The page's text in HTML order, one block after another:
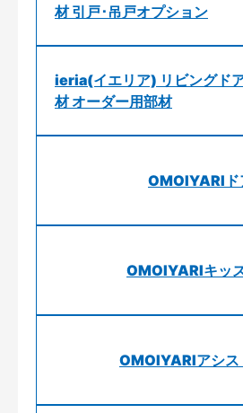
材 引戸･吊戸オプション
ieria(イエリア) リビングド
材 オーダー用部材
OMOIYARIド
OMOIYARIキッ
OMOIYARIアシス